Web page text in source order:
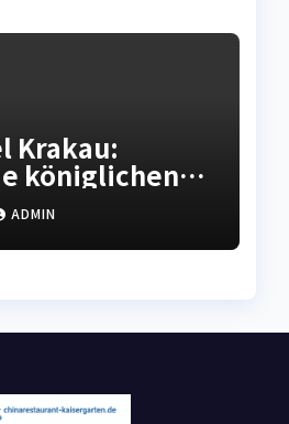
Krakau:
königlichen
polnischen
ADMIN